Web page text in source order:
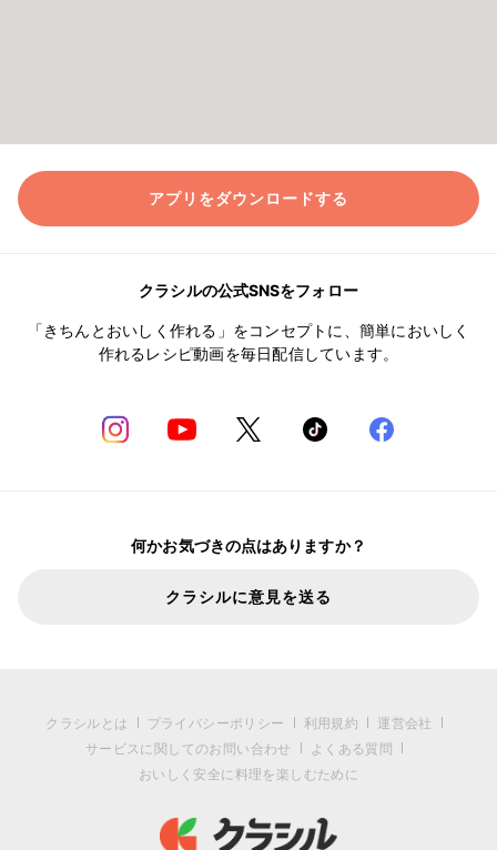
アプリをダウンロードする
クラシルの公式SNSをフォロー
「きちんとおいしく作れる」をコンセプトに、簡単においしく
作れるレシピ動画を毎日配信しています。
何かお気づきの点はありますか？
クラシルに意見を送る
クラシルとは プライバシーポリシー 利用規約
運営会社
サービスに関してのお問い合わせ
よくある質問
おいしく安全に料理を楽しむために